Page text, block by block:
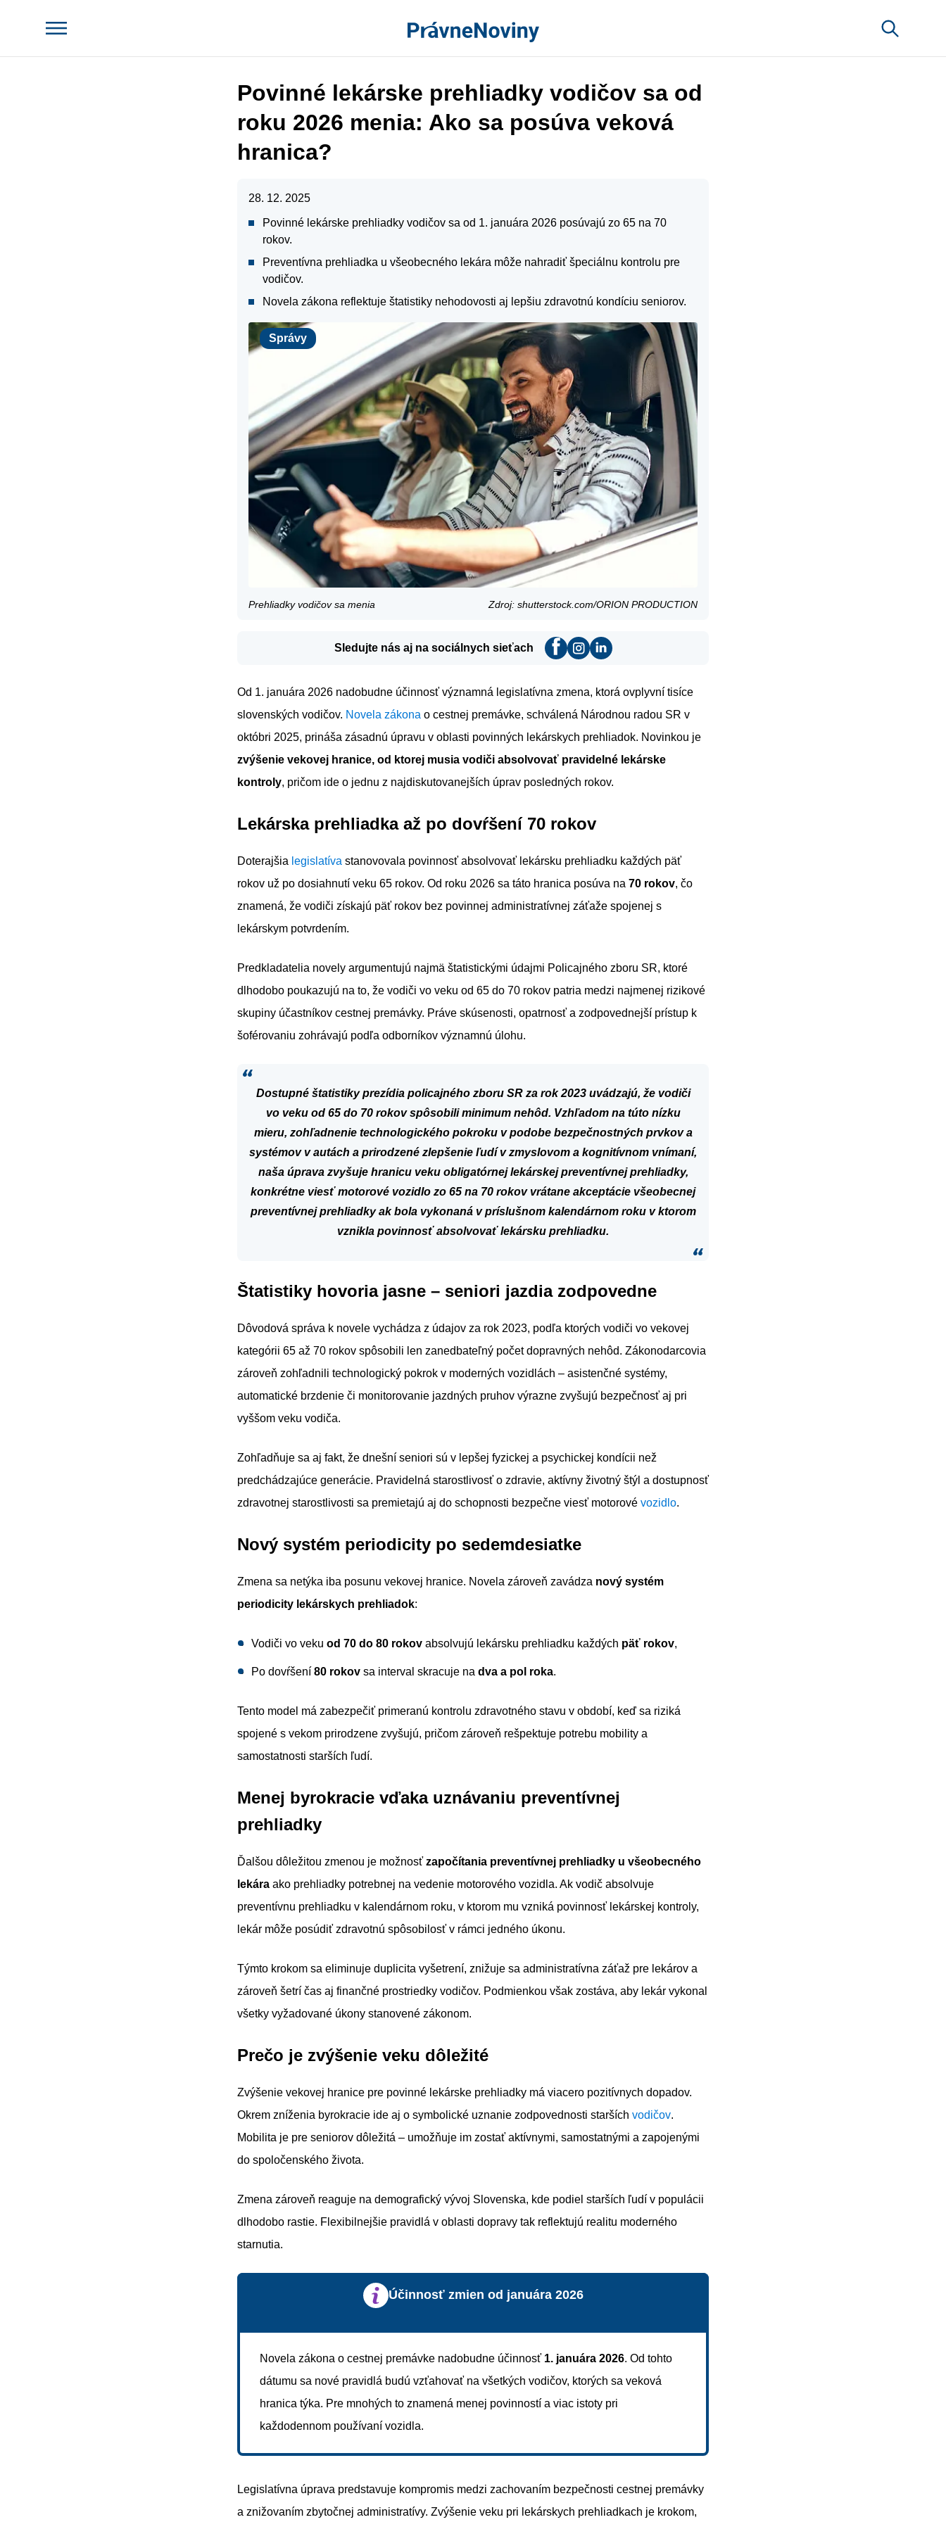
Povinné lekárske prehliadky vodičov sa od
roku 2026 menia: Ako sa posúva veková
hranica?
28. 12. 2025
Povinné lekárske prehliadky vodičov sa od 1. januára 2026 posúvajú zo 65 na 70
rokov.
Preventívna prehliadka u všeobecného lekára môže nahradiť špeciálnu kontrolu pre
vodičov.
Novela zákona reflektuje štatistiky nehodovosti aj lepšiu zdravotnú kondíciu seniorov.
Správy
Správy
Prehliadky vodičov sa menia Zdroj: shutterstock.com/ORION PRODUCTION
Sledujte nás aj na sociálnych sieťach
Od 1. januára 2026 nadobudne účinnosť významná legislatívna zmena, ktorá ovplyvní tisíce
slovenských vodičov. Novela zákona o cestnej premávke, schválená Národnou radou SR v
októbri 2025, prináša zásadnú úpravu v oblasti povinných lekárskych prehliadok. Novinkou je
zvýšenie vekovej hranice, od ktorej musia vodiči absolvovať pravidelné lekárske
kontroly, pričom ide o jednu z najdiskutovanejších úprav posledných rokov.
Lekárska prehliadka až po dovŕšení 70 rokov
Doterajšia legislatíva stanovovala povinnosť absolvovať lekársku prehliadku každých päť
rokov už po dosiahnutí veku 65 rokov. Od roku 2026 sa táto hranica posúva na 70 rokov, čo
znamená, že vodiči získajú päť rokov bez povinnej administratívnej záťaže spojenej s
lekárskym potvrdením.
Predkladatelia novely argumentujú najmä štatistickými údajmi Policajného zboru SR, ktoré
dlhodobo poukazujú na to, že vodiči vo veku od 65 do 70 rokov patria medzi najmenej rizikové
skupiny účastníkov cestnej premávky. Práve skúsenosti, opatrnosť a zodpovednejší prístup k
šoférovaniu zohrávajú podľa odborníkov významnú úlohu.
Dostupné štatistiky prezídia policajného zboru SR za rok 2023 uvádzajú, že vodiči
vo veku od 65 do 70 rokov spôsobili minimum nehôd. Vzhľadom na túto nízku
mieru, zohľadnenie technologického pokroku v podobe bezpečnostných prvkov a
systémov v autách a prirodzené zlepšenie ľudí v zmyslovom a kognitívnom vnímaní,
naša úprava zvyšuje hranicu veku obligatórnej lekárskej preventívnej prehliadky,
konkrétne viesťmotorové vozidlo zo 65 na 70 rokov vrátane akceptácie všeobecnej
preventívnejprehliadky ak bola vykonaná v príslušnom kalendárnom roku v ktorom
vznikla povinnosťabsolvovať lekársku prehliadku.
Štatistiky hovoria jasne – seniori jazdia zodpovedne
Dôvodová správa k novele vychádza z údajov za rok 2023, podľa ktorých vodiči vo vekovej
kategórii 65 až 70 rokov spôsobili len zanedbateľný počet dopravných nehôd. Zákonodarcovia
zároveň zohľadnili technologický pokrok v moderných vozidlách – asistenčné systémy,
automatické brzdenie či monitorovanie jazdných pruhov výrazne zvyšujú bezpečnosť aj pri
vyššom veku vodiča.
Zohľadňuje sa aj fakt, že dnešní seniori sú v lepšej fyzickej a psychickej kondícii než
predchádzajúce generácie. Pravidelná starostlivosť o zdravie, aktívny životný štýl a dostupnosť
zdravotnej starostlivosti sa premietajú aj do schopnosti bezpečne viesť motorové vozidlo.
Nový systém periodicity po sedemdesiatke
Zmena sa netýka iba posunu vekovej hranice. Novela zároveň zavádza nový systém
periodicity lekárskych prehliadok:
Vodiči vo veku od 70 do 80 rokov absolvujú lekársku prehliadku každých päť rokov,
Po dovŕšení 80 rokov sa interval skracuje na dva a pol roka.
Tento model má zabezpečiť primeranú kontrolu zdravotného stavu v období, keď sa riziká
spojené s vekom prirodzene zvyšujú, pričom zároveň rešpektuje potrebu mobility a
samostatnosti starších ľudí.
Menej byrokracie vďaka uznávaniu preventívnej
prehliadky
Ďalšou dôležitou zmenou je možnosť započítania preventívnej prehliadky u všeobecného
lekára ako prehliadky potrebnej na vedenie motorového vozidla. Ak vodič absolvuje
preventívnu prehliadku v kalendárnom roku, v ktorom mu vzniká povinnosť lekárskej kontroly,
lekár môže posúdiť zdravotnú spôsobilosť v rámci jedného úkonu.
Týmto krokom sa eliminuje duplicita vyšetrení, znižuje sa administratívna záťaž pre lekárov a
zároveň šetrí čas aj finančné prostriedky vodičov. Podmienkou však zostáva, aby lekár vykonal
všetky vyžadované úkony stanovené zákonom.
Prečo je zvýšenie veku dôležité
Zvýšenie vekovej hranice pre povinné lekárske prehliadky má viacero pozitívnych dopadov.
Okrem zníženia byrokracie ide aj o symbolické uznanie zodpovednosti starších vodičov.
Mobilita je pre seniorov dôležitá – umožňuje im zostať aktívnymi, samostatnými a zapojenými
do spoločenského života.
Zmena zároveň reaguje na demografický vývoj Slovenska, kde podiel starších ľudí v populácii
dlhodobo rastie. Flexibilnejšie pravidlá v oblasti dopravy tak reflektujú realitu moderného
starnutia.
Účinnosť zmien od januára 2026
Novela zákona o cestnej premávke nadobudne účinnosť 1. januára 2026. Od tohto
dátumu sa nové pravidlá budú vzťahovať na všetkých vodičov, ktorých sa veková
hranica týka. Pre mnohých to znamená menej povinností a viac istoty pri
každodennom používaní vozidla.
Legislatívna úprava predstavuje kompromis medzi zachovaním bezpečnosti cestnej premávky
a znižovaním zbytočnej administratívy. Zvýšenie veku pri lekárskych prehliadkach je krokom,